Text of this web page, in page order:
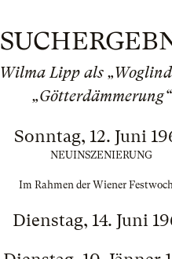
Wilma Lipp als
„Götterdämmerung“
Sonntag, 12. Juni
NEUINSZENIERUNG
Im Rahmen der Wiener
Dienstag, 14. Juni